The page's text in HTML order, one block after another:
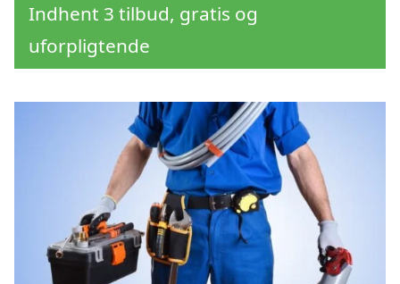
Indhent 3 tilbud, gratis og
uforpligtende